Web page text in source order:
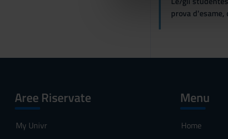
di analisi dei dati web,
che hanno raccolto dal tuo
prova
Aree Riservate
My Univr
Menu
Home